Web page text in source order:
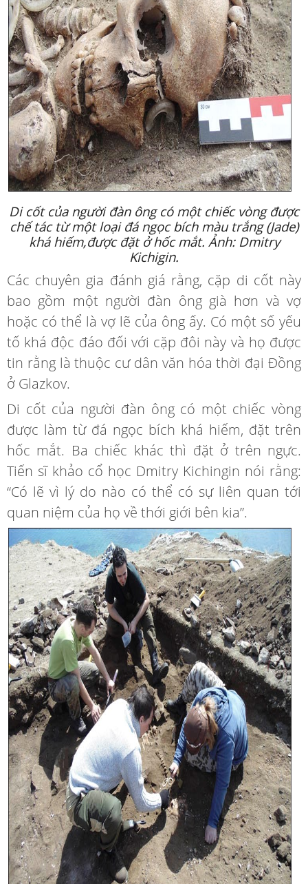
Di cốt của người đàn ông có một chiếc vòng được
chế tác từ một loại đá ngọc bích màu trắng (Jade)
khá hiếm,được đặt ở hốc mắt. Ảnh: Dmitry
Kichigin.
Các chuyên gia đánh giá rằng, cặp di cốt này
bao gồm một người đàn ông già hơn và vợ
hoặc có thể là vợ lẽ của ông ấy. Có một số yếu
tố khá độc đáo đối với cặp đôi này và họ được
tin rằng là thuộc cư dân văn hóa thời đại Đồng
ở Glazkov.
Di cốt của người đàn ông có một chiếc vòng
được làm từ đá ngọc bích khá hiếm, đặt trên
hốc mắt. Ba chiếc khác thì đặt ở trên ngực.
Tiến sĩ khảo cổ học Dmitry Kichingin nói rằng:
“Có lẽ vì lý do nào có thể có sự liên quan tới
quan niệm của họ về thới giới bên kia”.